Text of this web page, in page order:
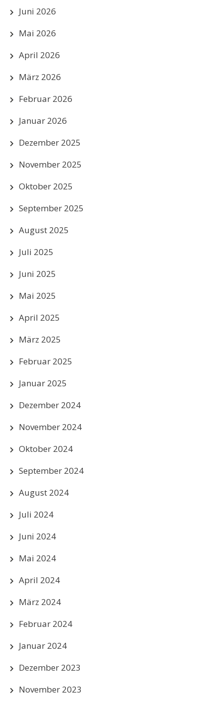
Juni 2026
Mai 2026
April 2026
März 2026
Februar 2026
Januar 2026
Dezember 2025
November 2025
Oktober 2025
September 2025
August 2025
Juli 2025
Juni 2025
Mai 2025
April 2025
März 2025
Februar 2025
Januar 2025
Dezember 2024
November 2024
Oktober 2024
September 2024
August 2024
Juli 2024
Juni 2024
Mai 2024
April 2024
März 2024
Februar 2024
Januar 2024
Dezember 2023
November 2023